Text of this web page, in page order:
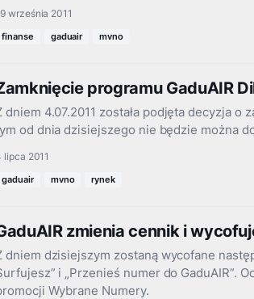
września 2011
finanse gaduair mvno
programu GaduAIR
dniem 4.07.2011 została podjęta decyzja o
od dnia dzisiejszego nie będzie można
lipca 2011
gaduair mvno rynek
zmienia cennik i
dniem dzisiejszym zostaną wycofane
i „Przenieś numer do GaduAIR”.
Wybrane Numery.